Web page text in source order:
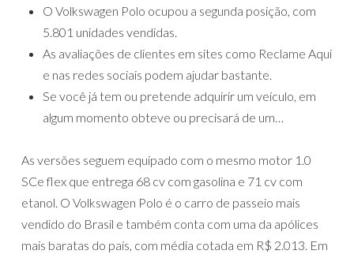
O Volkswagen Polo ocupou a segunda posição, com
5.801 unidades vendidas.
As avaliações de clientes em sites como Reclame Aqui
e nas redes sociais podem ajudar bastante.
Se você já tem ou pretende adquirir um veículo, em
algum momento obteve ou precisará de um…
As versões seguem equipado com o mesmo motor 1.0
SCe flex que entrega 68 cv com gasolina e 71 cv com
etanol. O Volkswagen Polo é o carro de passeio mais
vendido do Brasil e também conta com uma da apólices
mais baratas do país, com média cotada em R$ 2.013. Em